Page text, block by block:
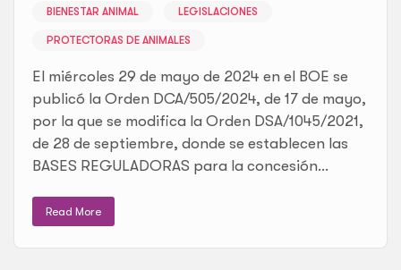
BIENESTAR ANIMAL LEGISLACIONES
PROTECTORAS DE ANIMALES
El miércoles 29 de mayo de 2024 en el BOE se
publicó la Orden DCA/505/2024, de 17 de mayo,
por la que se modifica la Orden DSA/1045/2021,
de 28 de septiembre, donde se establecen las
BASES REGULADORAS para la concesión...
Read More